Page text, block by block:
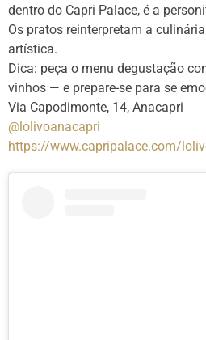
dentro do Capri Palace, é a
Os pratos reinterpretam a
artística.
Dica: peça o menu degustação
vinhos — e prepare-se para se
Via Capodimonte, 14, Anacapri
@lolivoanacapri
https://www.capripalace.com/